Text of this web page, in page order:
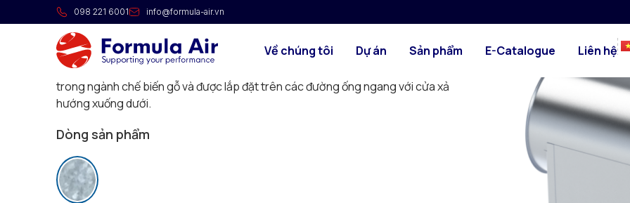
098 221 6001 info@formula-air.vn
Về chúng tôi Dự án Sản phẩm E-Catalogue Liên hệ
Bẫy vật liệu
Bẫy vật liệu được thiết kế để ngăn các vật thể lớn đi vào quạt hoặc bộ lọc, dùng
cho hệ thống áp suất dương, áp suất âm và không áp. Được cung cấp kèm tay
đòn trên cửa tiếp cận với đối trọng có thể điều chỉnh. Thường được sử dụng
trong ngành chế biến gỗ và được lắp đặt trên các đường ống ngang với cửa xả
hướng xuống dưới.
Dòng sản phẩm